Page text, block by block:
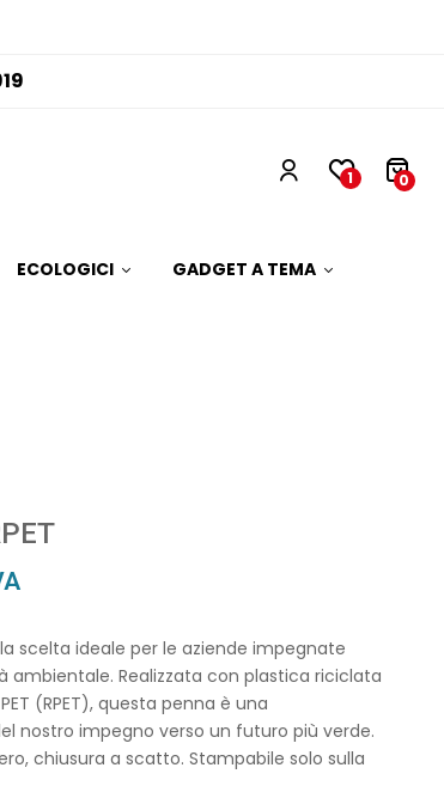
1 0
ECOLOGICI GADGET A TEMA
la scelta ideale per le aziende impegnate
ambientale. Realizzata con plastica riciclata
(RPET), questa penna è una
nostro impegno verso un futuro più verde.
chiusura a scatto. Stampabile solo sulla